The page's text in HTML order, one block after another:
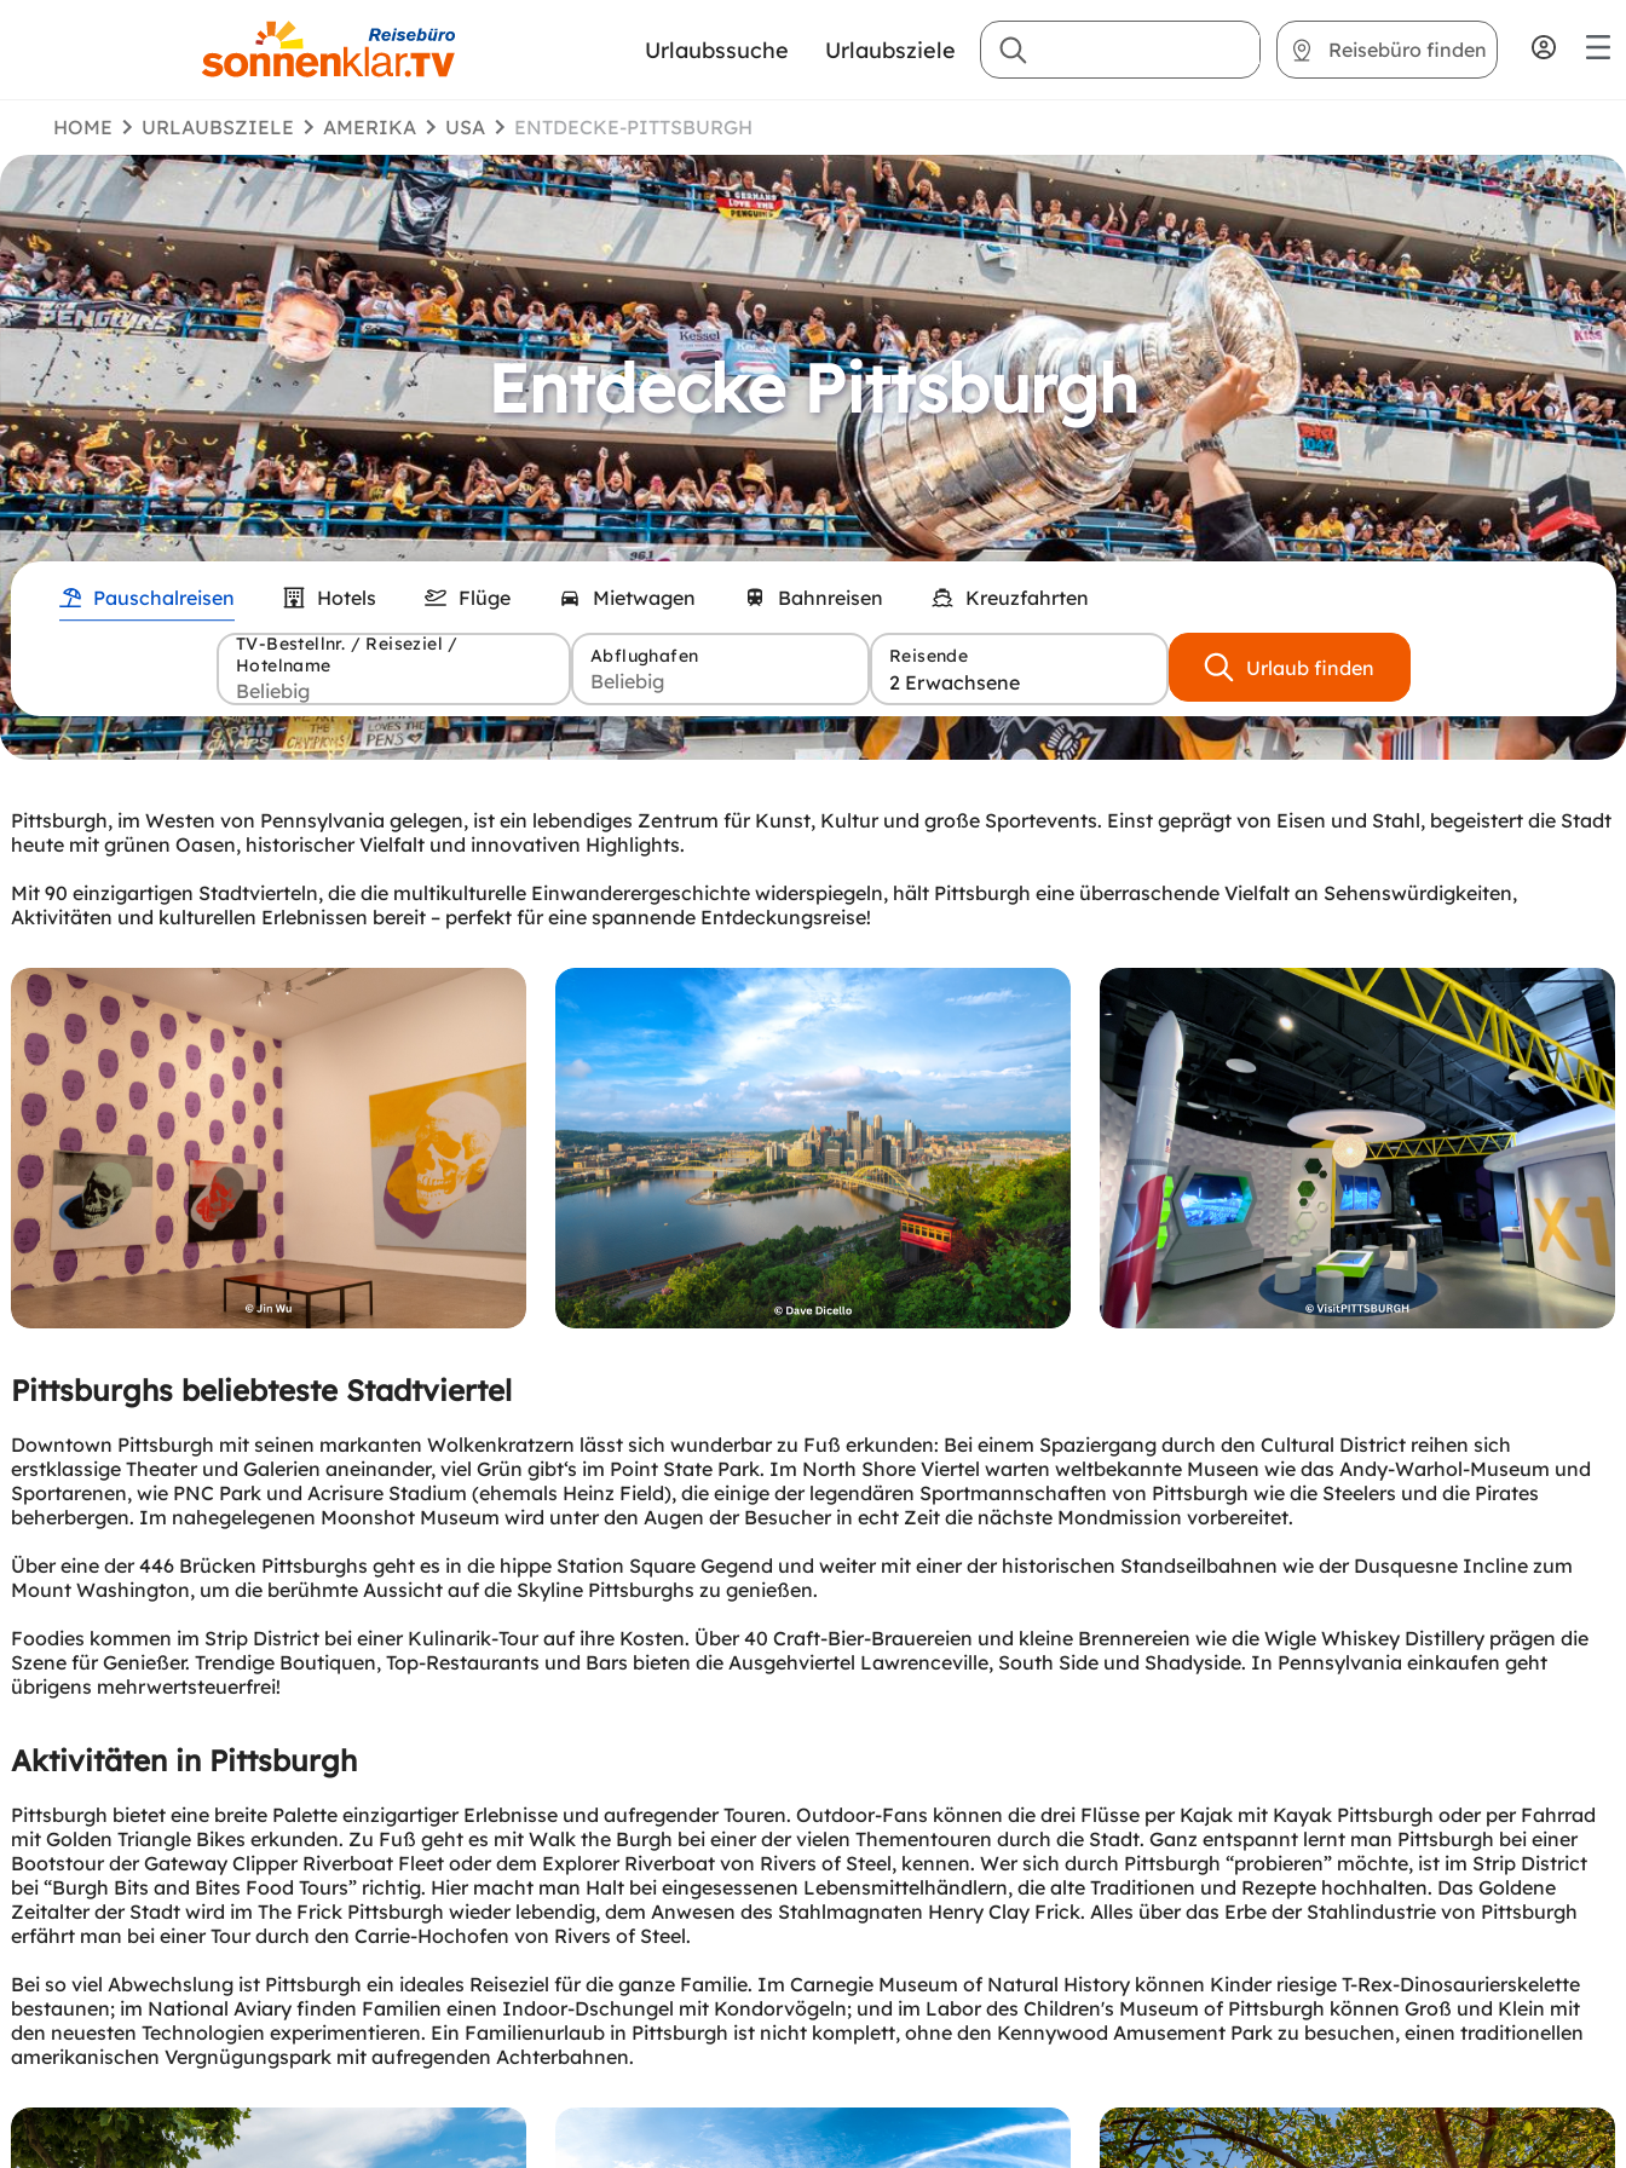
Urlaubssuche Urlaubsziele Reisebüro finden
HOME URLAUBSZIELE AMERIKA USA ENTDECKE-PITTSBURGH
Entdecke Pittsburgh
Pauschalreisen Hotels Flüge Mietwagen Bahnreisen Kreuzfahrten
TV-Bestellnr. / Reiseziel /
Hotelname
Abflughafen Reisende
2 Erwachsene
Urlaub finden
Pittsburgh, im Westen von Pennsylvania gelegen, ist ein lebendiges Zentrum für Kunst, Kultur und große Sportevents. Einst geprägt von Eisen und Stahl, begeistert die Stadt
heute mit grünen Oasen, historischer Vielfalt und innovativen Highlights.
Mit 90 einzigartigen Stadtvierteln, die die multikulturelle Einwanderergeschichte widerspiegeln, hält Pittsburgh eine überraschende Vielfalt an Sehenswürdigkeiten,
Aktivitäten und kulturellen Erlebnissen bereit – perfekt für eine spannende Entdeckungsreise!
Pittsburghs beliebteste Stadtviertel
Downtown Pittsburgh mit seinen markanten Wolkenkratzern lässt sich wunderbar zu Fuß erkunden: Bei einem Spaziergang durch den Cultural District reihen sich
erstklassige Theater und Galerien aneinander, viel Grün gibt‘s im Point State Park. Im North Shore Viertel warten weltbekannte Museen wie das Andy-Warhol-Museum und
Sportarenen, wie PNC Park und Acrisure Stadium (ehemals Heinz Field), die einige der legendären Sportmannschaften von Pittsburgh wie die Steelers und die Pirates
Über eine der 446 Brücken Pittsburghs geht es in die hippe Station Square Gegend und weiter mit einer der historischen Standseilbahnen wie der Dusquesne Incline zum
Foodies kommen im Strip District bei einer Kulinarik-Tour auf ihre Kosten. Über 40 Craft-Bier-Brauereien und kleine Brennereien wie die Wigle Whiskey Distillery prägen die
Szene für Genießer. Trendige Boutiquen, Top-Restaurants und Bars bieten die Ausgehviertel Lawrenceville, South Side und Shadyside. In Pennsylvania einkaufen geht
übrigens mehrwertsteuerfrei!
Aktivitäten in Pittsburgh
Pittsburgh bietet eine breite Palette einzigartiger Erlebnisse und aufregender Touren. Outdoor-Fans können die drei Flüsse per Kajak mit Kayak Pittsburgh oder per Fahrrad
mit Golden Triangle Bikes erkunden. Zu Fuß geht es mit Walk the Burgh bei einer der vielen Thementouren durch die Stadt. Ganz entspannt lernt man Pittsburgh bei einer
Bootstour der Gateway Clipper Riverboat Fleet oder dem Explorer Riverboat von Rivers of Steel, kennen. Wer sich durch Pittsburgh “probieren” möchte, ist im Strip District
bei “Burgh Bits and Bites Food Tours” richtig. Hier macht man Halt bei eingesessenen Lebensmittelhändlern, die alte Traditionen und Rezepte hochhalten. Das Goldene
Zeitalter der Stadt wird im The Frick Pittsburgh wieder lebendig, dem Anwesen des Stahlmagnaten Henry Clay Frick. Alles über das Erbe der Stahlindustrie von Pittsburgh
Bei so viel Abwechslung ist Pittsburgh ein ideales Reiseziel für die ganze Familie. Im Carnegie Museum of Natural History können Kinder riesige T-Rex-Dinosaurierskelette
bestaunen; im National Aviary finden Familien einen Indoor-Dschungel mit Kondorvögeln; und im Labor des Children's Museum of Pittsburgh können Groß und Klein mit
den neuesten Technologien experimentieren. Ein Familienurlaub in Pittsburgh ist nicht komplett, ohne den Kennywood Amusement Park zu besuchen, einen traditionellen
amerikanischen Vergnügungspark mit aufregenden Achterbahnen.